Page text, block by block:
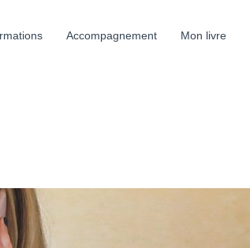
Accompagnement Mon livre